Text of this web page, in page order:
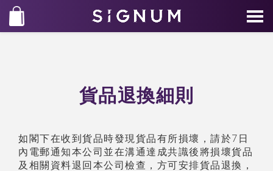
貨品退換細則
如閣下在收到貨品時發現貨品有所損壞，請於7日
內 電郵通知本公司並在溝通達成共識後將損壞貨品
及相關資料退回本公司檢查 ，方可安排貨品退換，